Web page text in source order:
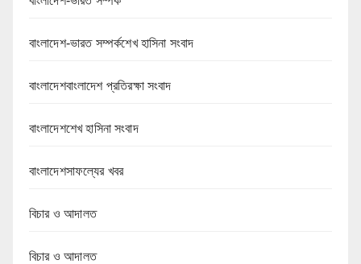
বাংলাদেশ-ভারত সম্পর্কশেখ হাসিনা সংবাদ
বাংলাদেশবাংলাদেশ প্রতিরক্ষা সংবাদ
বাংলাদেশশেখ হাসিনা সংবাদ
বাংলাদেশসাফল্যের খবর
বিচার ও আদালত
বিচার ও আদালত